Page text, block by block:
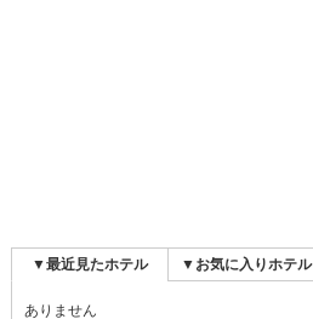
▼最近見たホテル
ありません
▼お気に入りホテル